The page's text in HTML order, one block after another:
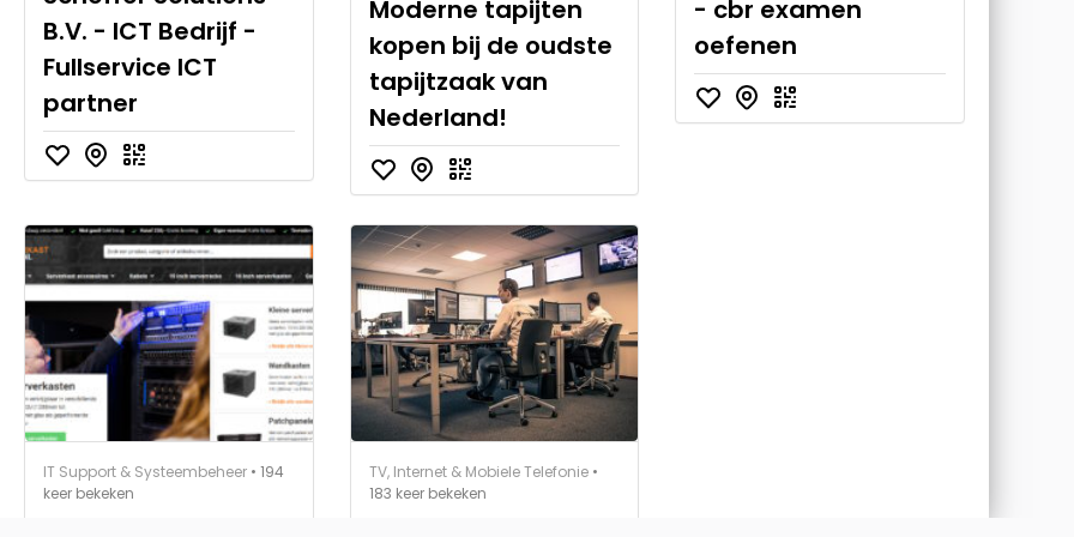
B.V. - ICT Bedrijf -
Fullservice ICT
partner
Moderne tapijten
kopen bij de oudste
tapijtzaak van
Nederland!
- cbr examen
oefenen
IT Support & Systeembeheer • 194
keer bekeken
TV, Internet & Mobiele Telefonie•
183 keer bekeken